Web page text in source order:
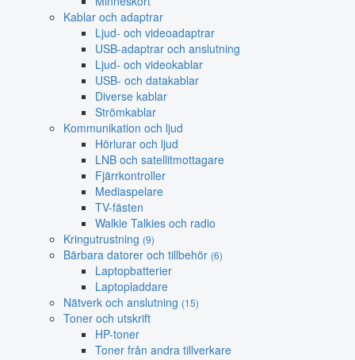
Kablar och adaptrar
Ljud- och videoadaptrar
USB-adaptrar och anslutning
Ljud- och videokablar
USB- och datakablar
Diverse kablar
Strömkablar
Kommunikation och ljud
Hörlurar och ljud
LNB och satellitmottagare
Fjärrkontroller
Mediaspelare
TV-fästen
Walkie Talkies och radio
Kringutrustning (9)
Bärbara datorer och tillbehör (6)
Laptopbatterier
Laptopladdare
Nätverk och anslutning (15)
Toner och utskrift
HP-toner
Toner från andra tillverkare